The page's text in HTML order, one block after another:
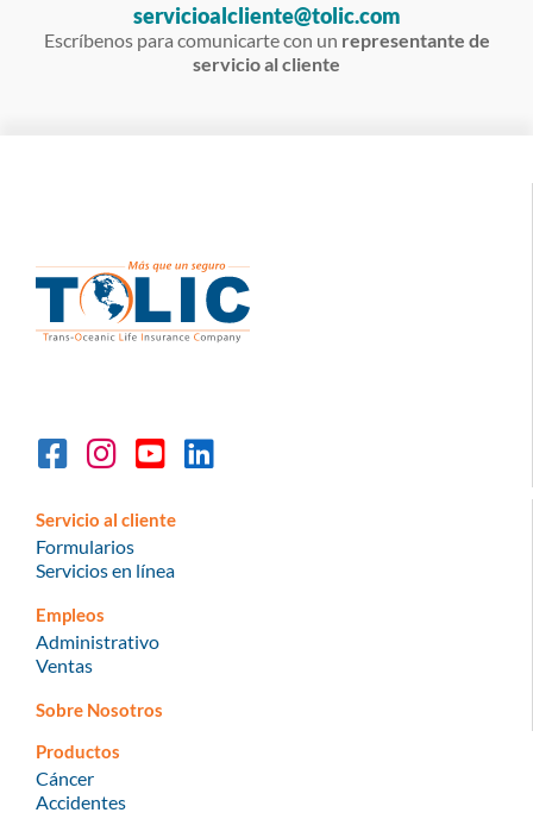
servicioalcliente@tolic.com
Escríbenos para comunicarte con un representante de
servicio al cliente
Servicio al cliente
Formularios
Servicios en línea
Empleos
Administrativo
Ventas
Sobre Nosotros
Productos
Cáncer
Accidentes